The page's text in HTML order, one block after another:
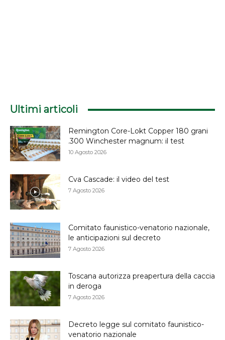
Ultimi articoli
Remington Core-Lokt Copper 180 grani
.300 Winchester magnum: il test
10 Agosto 2026
Cva Cascade: il video del test
7 Agosto 2026
Comitato faunistico-venatorio nazionale,
le anticipazioni sul decreto
7 Agosto 2026
Toscana autorizza preapertura della caccia
in deroga
7 Agosto 2026
Decreto legge sul comitato faunistico-
venatorio nazionale